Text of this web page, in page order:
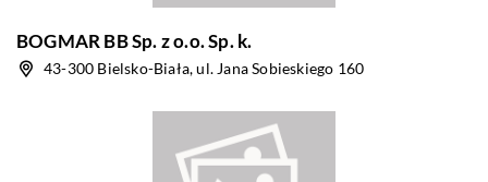
BOGMAR BB Sp. z o.o. Sp. k.
43-300 Bielsko-Biała, ul. Jana Sobieskiego 160